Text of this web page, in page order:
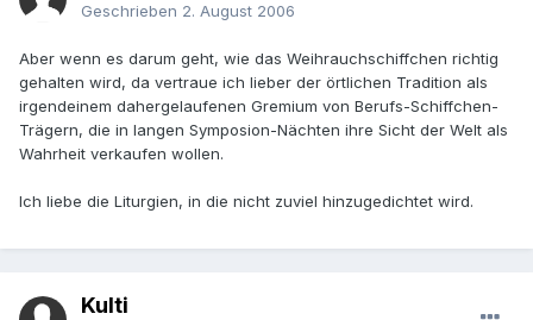
Geschrieben 2. August 2006
Aber wenn es darum geht, wie das Weihrauchschiffchen richtig
gehalten wird, da vertraue ich lieber der örtlichen Tradition als
irgendeinem dahergelaufenen Gremium von Berufs-Schiffchen-
Trägern, die in langen Symposion-Nächten ihre Sicht der Welt als
Wahrheit verkaufen wollen.
Ich liebe die Liturgien, in die nicht zuviel hinzugedichtet wird.
Kulti